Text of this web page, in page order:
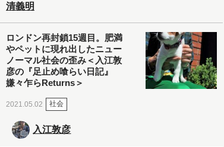
清義明
ロンドン再封鎖15週目。肥満
やペットに現れ出したニュー
ノーマル社会の歪み＜入江敦
彦の『足止め喰らい日記』
嫌々乍らReturns＞
2021.05.02 社会
入江敦彦